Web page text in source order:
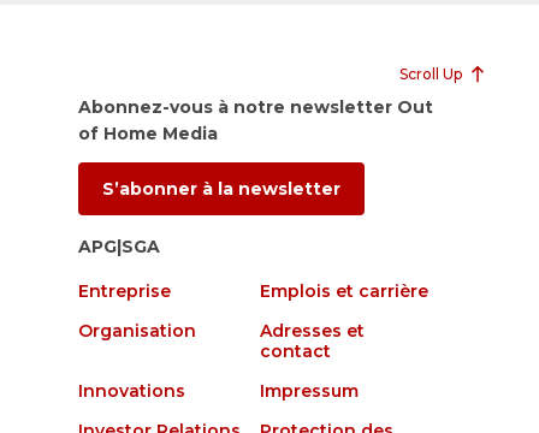
Scroll Up
Abonnez-vous à notre newsletter Out
of Home Media
S’abonner à la newsletter
APG|SGA
Entreprise
Emplois et carrière
Organisation
Adresses et
contact
Innovations
Impressum